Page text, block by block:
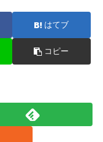
はてブ
コピー